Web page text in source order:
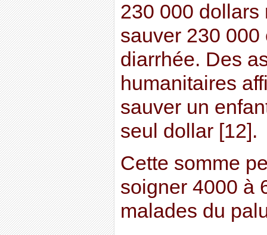
230 000 dollars
sauver 230 000
diarrhée. Des
humanitaires
sauver un
seul dollar [12].
Cette somme
soigner 4000 à
malades du